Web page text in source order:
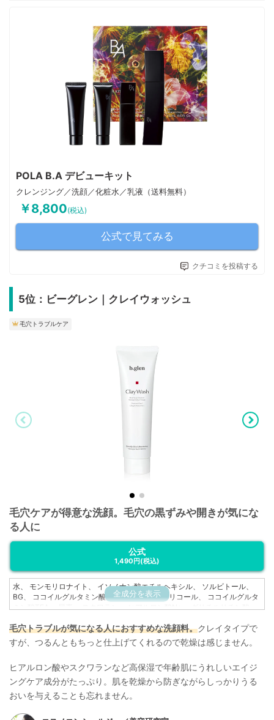
POLA B.A デビューキット
クレンジング／洗顔／化粧水／乳液（送料無料）
￥8,800(税込)
公式で見てみる
クチコミを投稿する
5位：ビーグレン｜クレイウォッシュ
毛穴トラブルケア
毛穴ケアが得意な洗顔。毛穴の黒ずみや開きが気にな
る人に
公式
1,490円(税込)
全成分を表示
水、 モンモリロナイト、 イソノナン酸エチルヘキシル、 ソルビトール、
BG、 ココイルグルタミン酸Na、 ペンチレングリコール、 ココイルグルタ
ミン酸TEA、 尿素、 スクワラン、 ヒアルロン酸Na、 グリチルリチン酸
エキス、 カプリロイルグリシン、 エチルヘキシルグリセリン、 クオタニウ
ム-73、 EDTA-2Na、 フェノキシエタノール
毛穴トラブルが気になる人におすすめな洗顔料。クレイタイプで
すが、つるんともちっと仕上げてくれるので乾燥は感じません。
ヒアルロン酸やスクワランなど高保湿で年齢肌にうれしいエイジ
ングケア成分がたっぷり。肌を乾燥から防ぎながらしっかりうる
おいを与えることも忘れません。